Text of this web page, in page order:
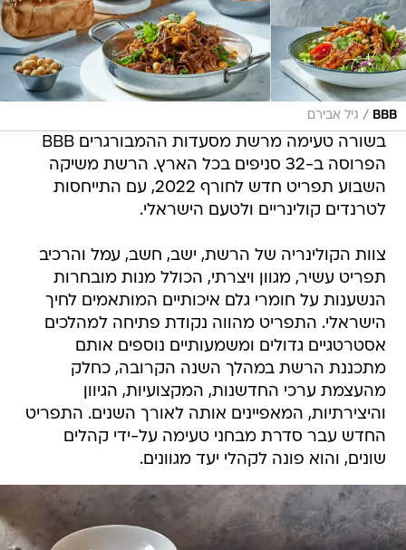
BBB
/ גיל אבירם
בשורה טעימה מרשת מסעדות ההמבורגרים BBB
הפרוסה ב-32 סניפים בכל הארץ. הרשת משיקה
השבוע תפריט חדש לחורף 2022, עם התייחסות
לטרנדים קולינריים ולטעם הישראלי.
צוות הקולינריה של הרשת, ישב, חשב, עמל והרכיב
תפריט עשיר, מגוון ויצרתי, הכולל מנות מובחרות
הנשענות על חומרי גלם איכותיים המותאמים לחיך
הישראלי. התפריט מהווה נקודת פתיחה למהלכים
אסטרטגיים גדולים ומשמעותיים נוספים אותם
מתכננת הרשת במהלך השנה הקרובה, כחלק
מהעצמת ערכי החדשנות, המקצועיות, הגיוון
והיצירתיות, המאפיינים אותה לאורך השנים. התפריט
החדש עבר סדרת מבחני טעימה על-ידי קהלים
שונים, והוא פונה לקהלי יעד מגוונים.